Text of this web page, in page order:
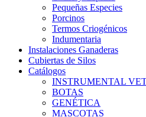
Pequeñas Especies
Porcinos
Termos Criogénicos
Indumentaria
Instalaciones Ganaderas
Cubiertas de Silos
Catálogos
INSTRUMENTAL
BOTAS
GENÉTICA
MASCOTAS